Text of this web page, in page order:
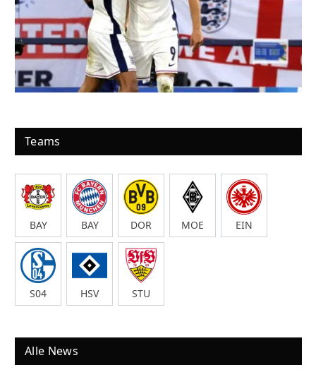
Teams
BAY BAY DOR MOE EIN
S04 HSV STU
Alle News